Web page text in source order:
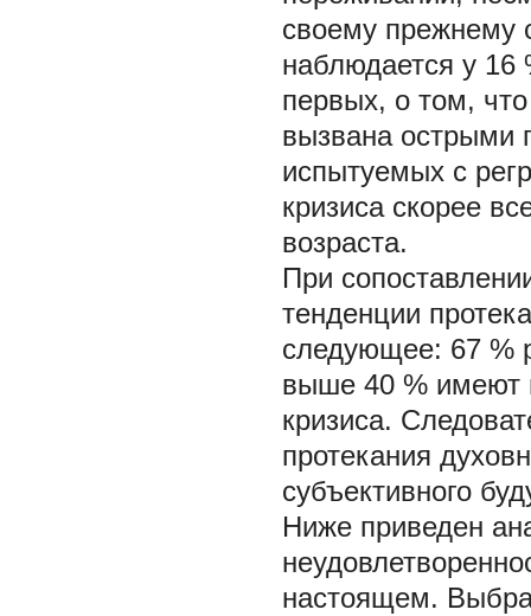
своему прежнему
наблюдается у 16
первых, о том,
вызвана острыми
испытуемых с
кризиса скорее
возраста.
При
тенденции
следующее: 67 %
выше 40 % имеют
кризиса.
протекания
субъективного
Ниже приведен
настоящем.